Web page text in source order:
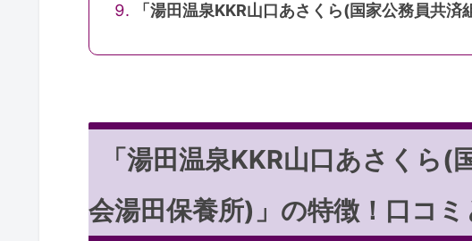
「湯田温泉KKR山口あさくら(国家公務員共
「湯田温泉KKR山口あさくら(
会湯田保養所)」の特徴！口コミ